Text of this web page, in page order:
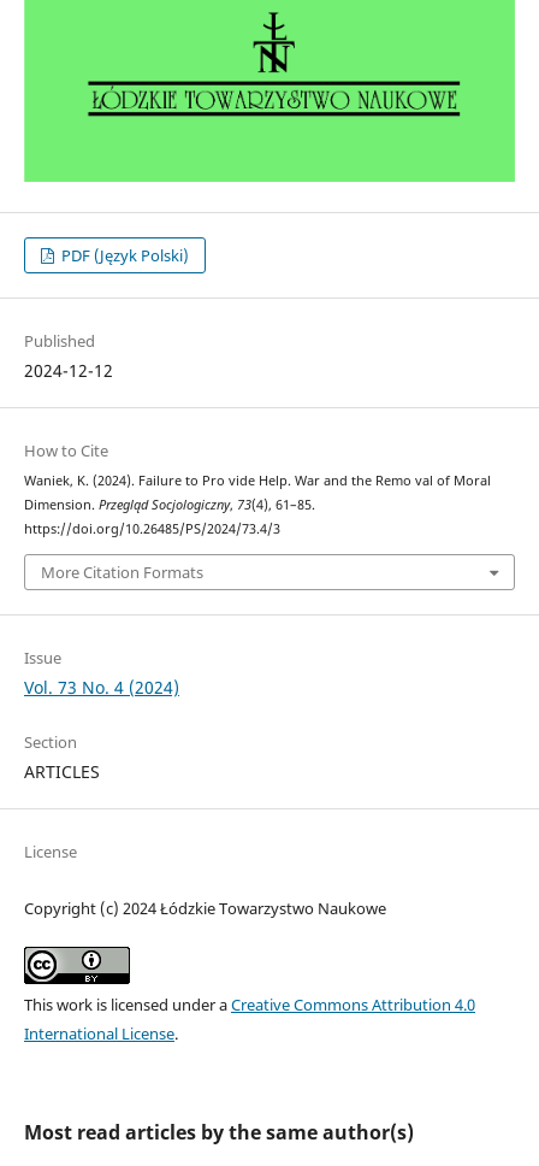
PDF (Język Polski)
Published
2024-12-12
How to Cite
Waniek, K. (2024). Failure to Pro vide Help. War and the Remo val of Moral
Dimension. Przegląd Socjologiczny, 73(4), 61–85.
https://doi.org/10.26485/PS/2024/73.4/3
More Citation Formats
Issue
Vol. 73 No. 4 (2024)
Section
ARTICLES
License
Copyright (c) 2024 Łódzkie Towarzystwo Naukowe
This work is licensed under aCreative Commons Attribution 4.0
International License.
Most read articles by the same author(s)